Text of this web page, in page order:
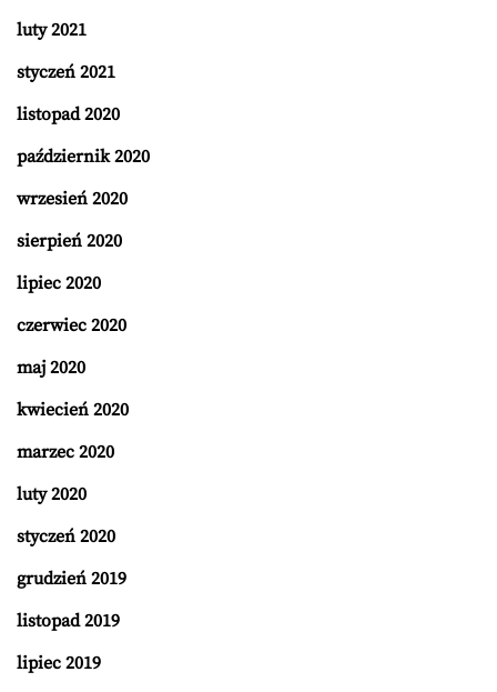
luty 2021
styczeń 2021
listopad 2020
październik 2020
wrzesień 2020
sierpień 2020
lipiec 2020
czerwiec 2020
maj 2020
kwiecień 2020
marzec 2020
luty 2020
styczeń 2020
grudzień 2019
listopad 2019
lipiec 2019